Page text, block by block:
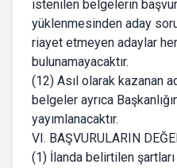
istenilen belgelerin
yüklenmesinden aday
riayet etmeyen adaylar
bulunamayacaktır.
(12) Asıl olarak kazanan
belgeler ayrıca
yayımlanacaktır.
VI. BAŞVURULARIN
(1) İlanda belirtilen